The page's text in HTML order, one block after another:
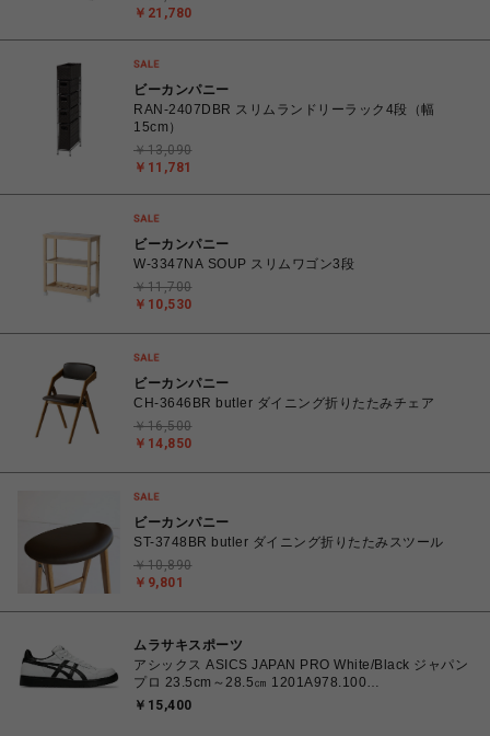
￥21,780
ビーカンパニー
RAN-2407DBR スリムランドリーラック4段（幅
15cm）
￥11,781
￥13,090
ビーカンパニー
W-3347NA SOUP スリムワゴン3段
￥10,530
￥11,700
ビーカンパニー
CH-3646BR butler ダイニング折りたたみチェア
￥14,850
￥16,500
ビーカンパニー
ST-3748BR butler ダイニング折りたたみスツール
￥9,801
￥10,890
ムラサキスポーツ
アシックス ASICS JAPAN PRO White/Black ジャパン
プロ 23.5cm～28.5㎝ 1201A978.100
4550457071079 メンズ レディース スニーカー スケ
￥15,400